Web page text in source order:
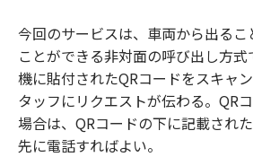
今回のサービスは、車両から出る
ことができる非対面の呼び出し方
機に貼付されたQRコードをスキャ
タッフにリクエストが伝わる。QR
場合は、QRコードの下に記載され
先に電話すればよい。